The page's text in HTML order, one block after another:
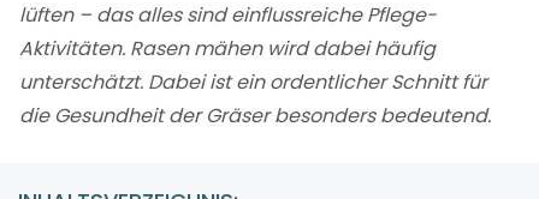
lüften – das alles sind einflussreiche Pflege-
Aktivitäten. Rasen mähen wird dabei häufig
unterschätzt. Dabei ist ein ordentlicher Schnitt für
die Gesundheit der Gräser besonders bedeutend.